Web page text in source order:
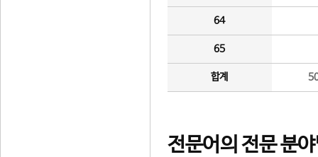
64
65
합계
전문어의 전문 분